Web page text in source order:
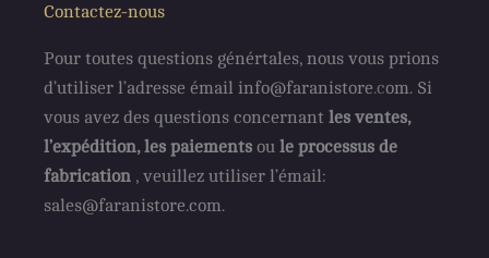
Contactez-nous
Pour toutes questions génértales, nous vous prions
d’utiliser l’adresse émail info@faranistore.com. Si
vous avez des questions concernant les ventes,
l’expédition, les paiements ou le processus de
fabrication , veuillez utiliser l’émail:
sales@faranistore.com.